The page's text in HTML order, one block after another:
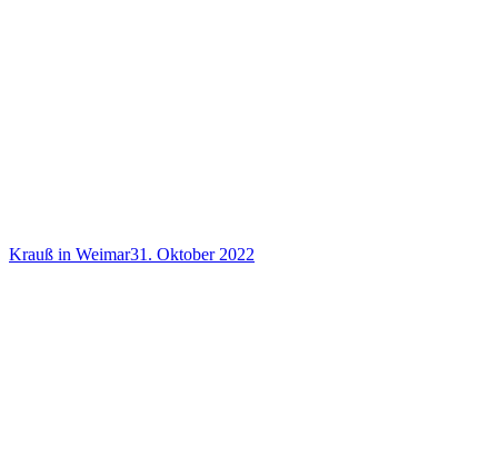
Krauß in Weimar31. Oktober 2022